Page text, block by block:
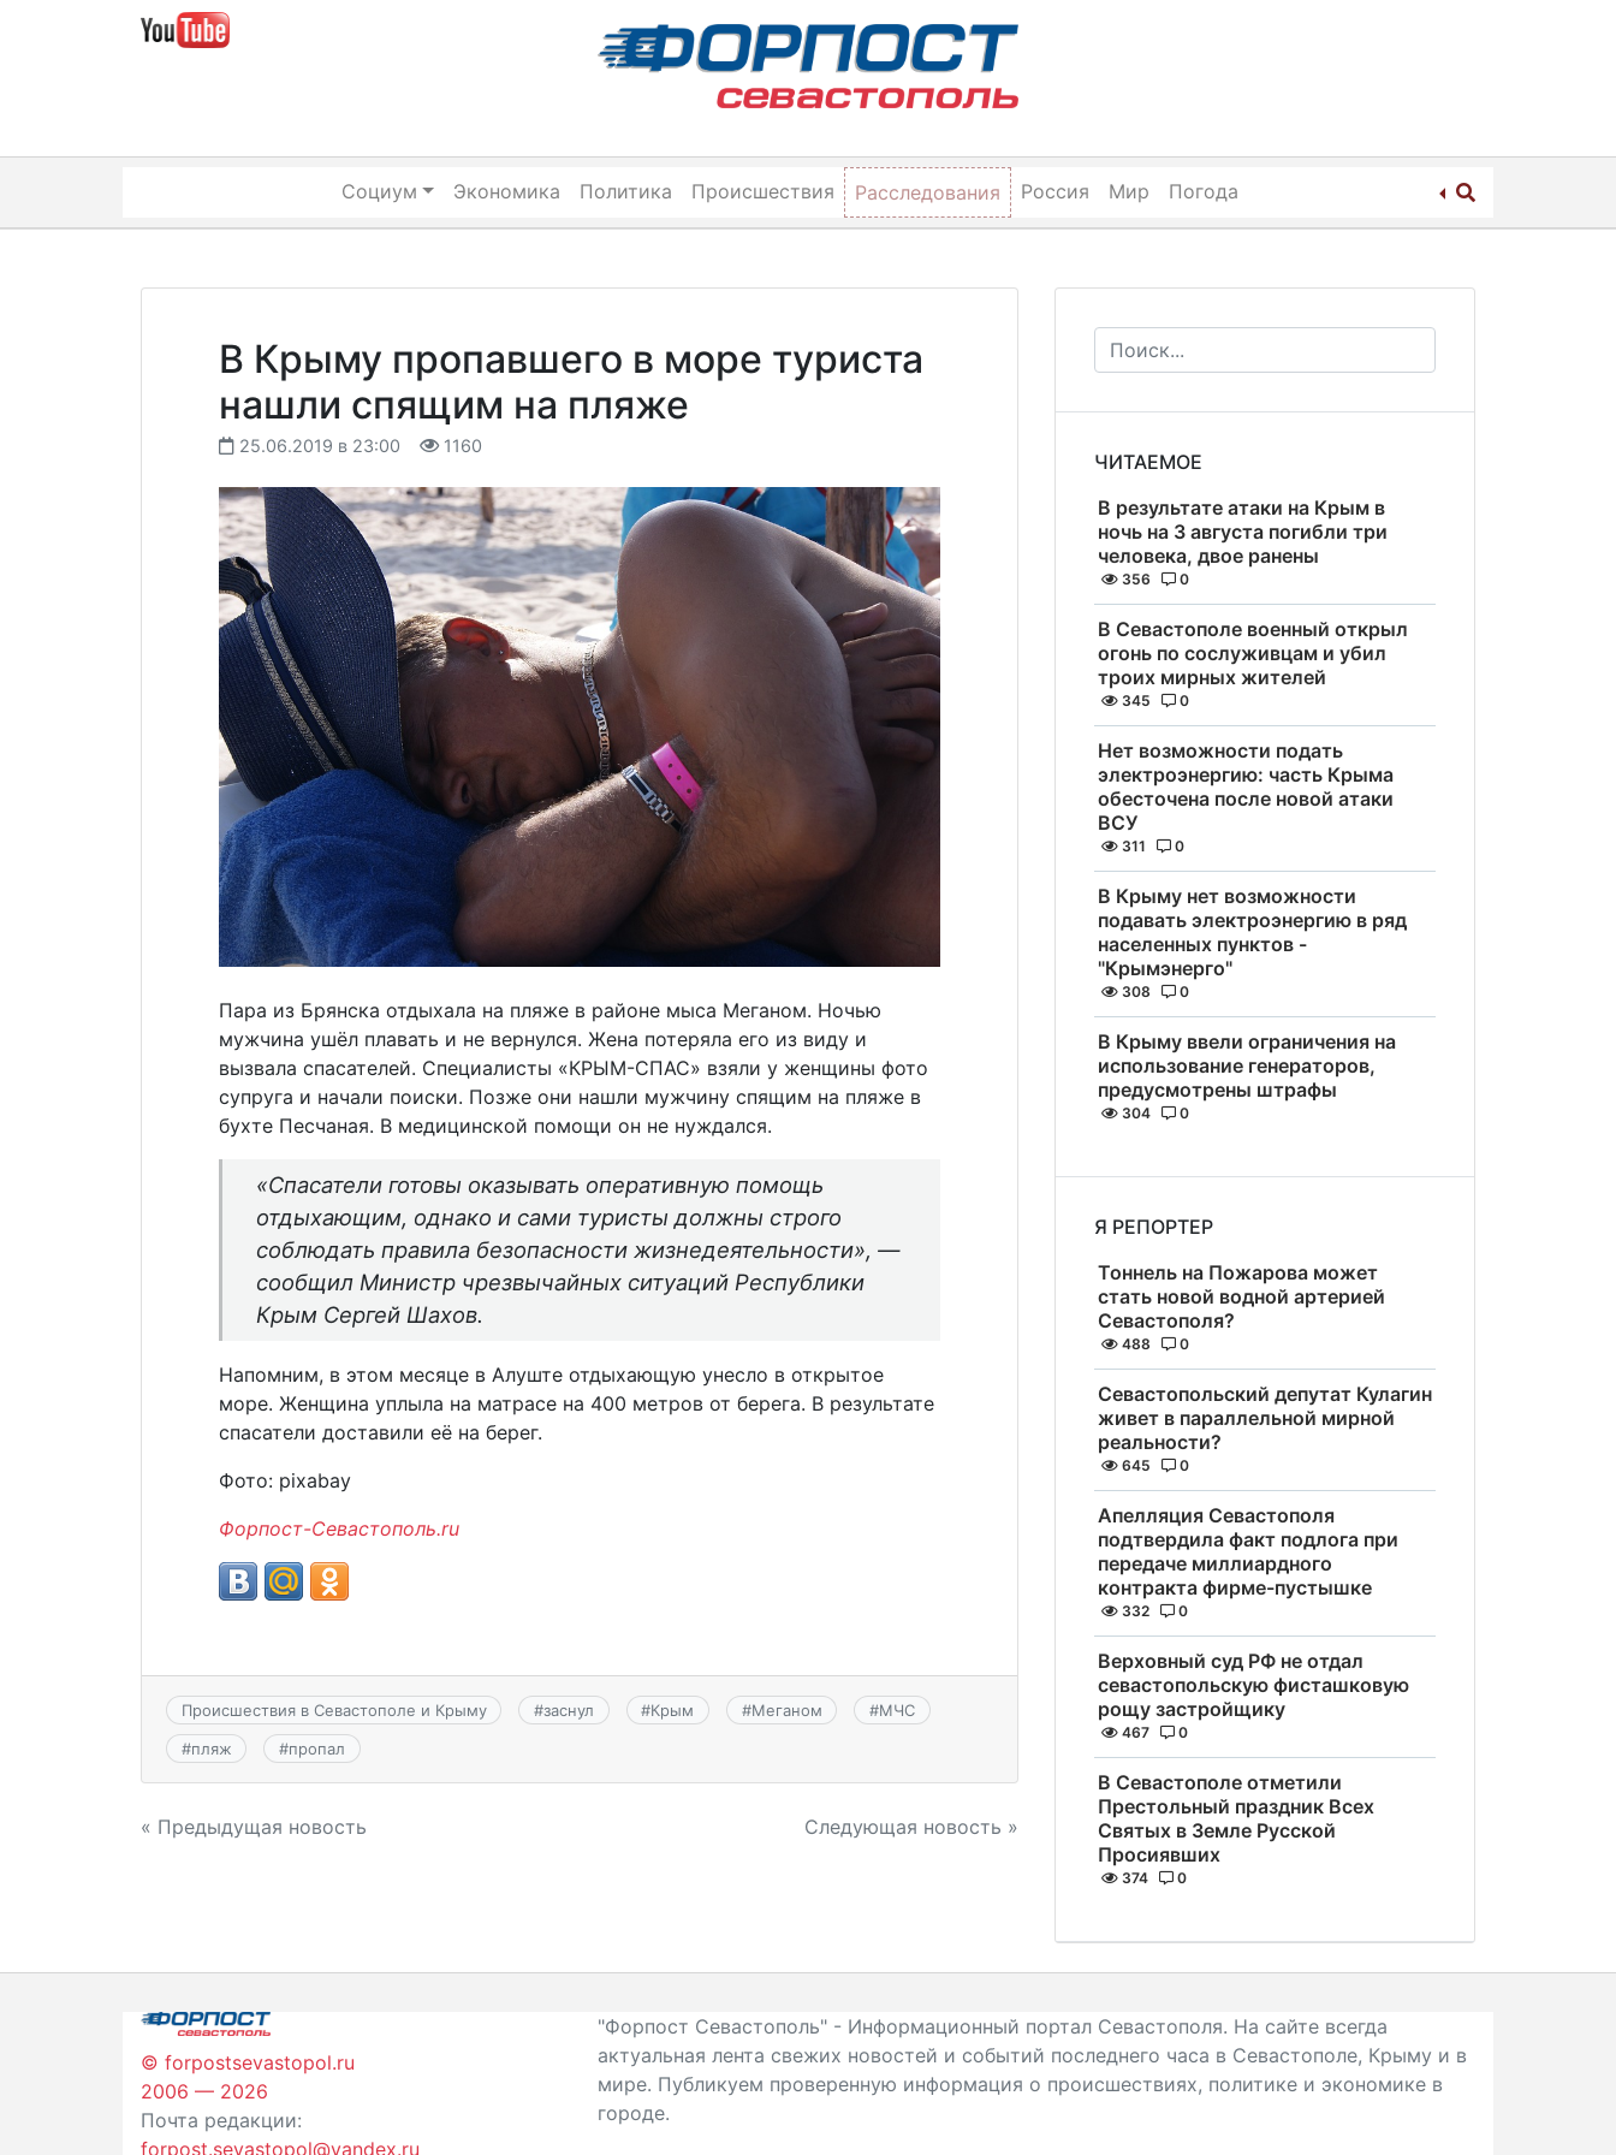
Социум Экономика Политика Происшествия Расследования Россия Мир Погода
В Крыму пропавшего в море туриста
нашли спящим на пляже
25.06.2019 в 23:00 1160
Пара из Брянска отдыхала на пляже в районе мыса Меганом. Ночью
мужчина ушёл плавать и не вернулся. Жена потеряла его из виду и
вызвала спасателей. Специалисты «КРЫМ-СПАС» взяли у женщины фото
супруга и начали поиски. Позже они нашли мужчину спящим на пляже в
бухте Песчаная. В медицинской помощи он не нуждался.
«Спасатели готовы оказывать оперативную помощь
отдыхающим, однако и сами туристы должны строго
соблюдать правила безопасности жизнедеятельности», —
сообщил Министр чрезвычайных ситуаций Республики
Крым Сергей Шахов.
Напомним, в этом месяце в Алуште отдыхающую унесло в открытое
море. Женщина уплыла на матрасе на 400 метров от берега. В результате
спасатели доставили её на берег.
Фото: pixabay
Форпост-Севастополь.ru
Происшествия в Севастополе и Крыму #заснул #Крым #Меганом #МЧС
#пляж #пропал
Навигация
« Предыдущая новость Следующая новость »
ЧИТАЕМОЕ
В результате атаки на Крым в
ночь на 3 августа погибли три
человека, двое ранены
356 0
В Севастополе военный открыл
огонь по сослуживцам и убил
троих мирных жителей
345 0
Нет возможности подать
электроэнергию: часть Крыма
обесточена после новой атаки
ВСУ
311 0
В Крыму нет возможности
подавать электроэнергию в ряд
населенных пунктов -
"Крымэнерго"
308 0
В Крыму ввели ограничения на
использование генераторов,
предусмотрены штрафы
304 0
Я РЕПОРТЕР
Тоннель на Пожарова может
стать новой водной артерией
Севастополя?
488 0
Севастопольский депутат Кулагин
живет в параллельной мирной
реальности?
645 0
Апелляция Севастополя
подтвердила факт подлога при
передаче миллиардного
контракта фирме-пустышке
332 0
Верховный суд РФ не отдал
севастопольскую фисташковую
рощу застройщику
467 0
В Севастополе отметили
Престольный праздник Всех
Святых в Земле Русской
Просиявших
374 0
© forpostsevastopol.ru
2006 — 2026
Почта редакции:
forpost.sevastopol@yandex.ru
"Форпост Севастополь" - Информационный портал Севастополя. На сайте всегда
актуальная лента свежих новостей и событий последнего часа в Севастополе, Крыму и в
мире. Публикуем проверенную информация о происшествиях, политике и экономике в
городе.